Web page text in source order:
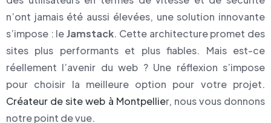
n’ont jamais été aussi élevées, une solution innovante
s’impose : leJamstack. Cette architecture promet des
sites plus performants et plus fiables. Mais est-ce
réellement l’avenir du web ? Une réflexion s’impose
pour choisir la meilleure option pour votre projet.
Créateur de site web à Montpellier, nous vous donnons
notre point de vue.